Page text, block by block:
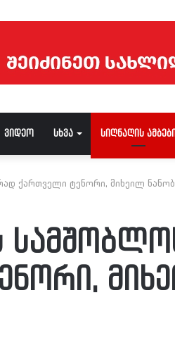
ვიდეო სხვა სიღნაღის
ქართველი ტენორი, მიხეილ